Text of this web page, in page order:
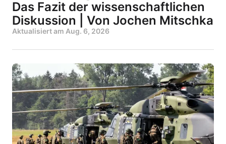
Das Fazit der wissenschaftlichen
Diskussion | Von Jochen Mitschka
Aktualisiert am Aug. 6, 2026